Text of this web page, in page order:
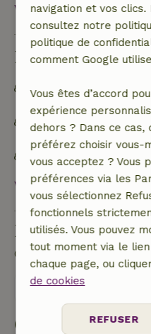
Voir tout
Durabilité
Construit avec des
naturels
Les déchets
minimum
Inventaire durable
Voir tout
Poser une
Contacte le propriétaire
Envoyer un message
Commencer ma
navigation et vos
consultez notre
politique de
comment Google
Vous êtes d’accord
expérience
dehors ? Dans ce cas,
préférez choisir vous-
vous acceptez ? Vous
préférences via les
vous sélectionnez
fonctionnels
utilisés. Vous pouvez
tout moment via le
chaque page, ou
de cookies
REFUSER